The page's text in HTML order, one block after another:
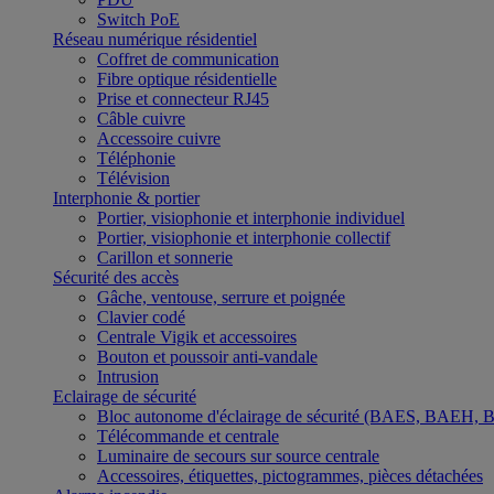
Switch PoE
Réseau numérique résidentiel
Coffret de communication
Fibre optique résidentielle
Prise et connecteur RJ45
Câble cuivre
Accessoire cuivre
Téléphonie
Télévision
Interphonie & portier
Portier, visiophonie et interphonie individuel
Portier, visiophonie et interphonie collectif
Carillon et sonnerie
Sécurité des accès
Gâche, ventouse, serrure et poignée
Clavier codé
Centrale Vigik et accessoires
Bouton et poussoir anti-vandale
Intrusion
Eclairage de sécurité
Bloc autonome d'éclairage de sécurité (BAES,
Télécommande et centrale
Luminaire de secours sur source centrale
Accessoires, étiquettes, pictogrammes, pièces détachées